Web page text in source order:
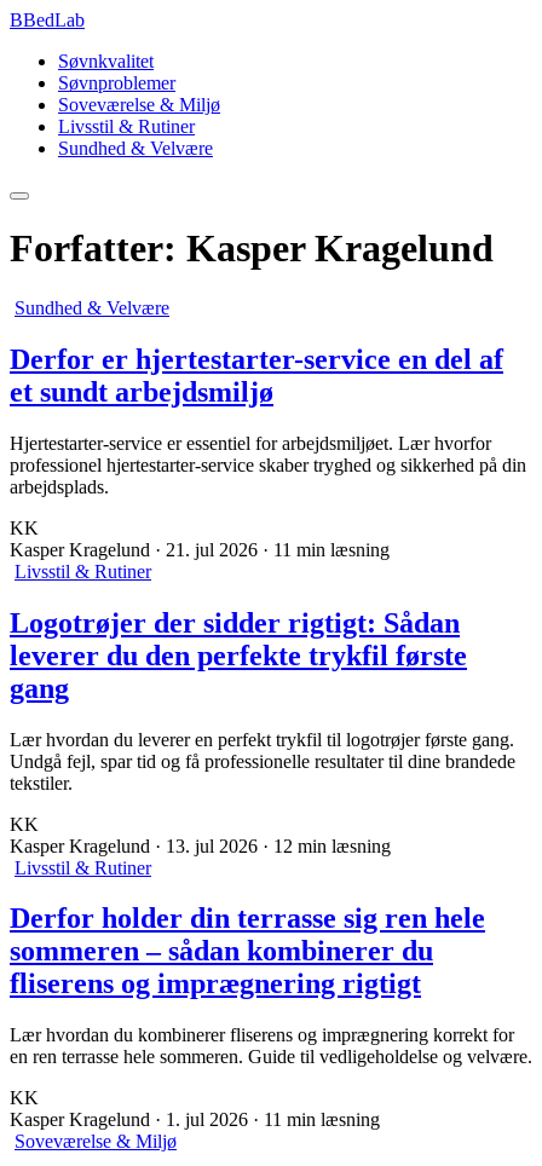
BBedLab
Søvnkvalitet
Søvnproblemer
Soveværelse & Miljø
Livsstil & Rutiner
Sundhed & Velvære
Forfatter: Kasper Kragelund
Sundhed & Velvære
Derfor er hjertestarter-service en del af
et sundt arbejdsmiljø
Hjertestarter-service er essentiel for arbejdsmiljøet. Lær hvorfor
professionel hjertestarter-service skaber tryghed og sikkerhed på din
arbejdsplads.
KK
Kasper Kragelund · 21. jul 2026 · 11 min læsning
Livsstil & Rutiner
Logotrøjer der sidder rigtigt: Sådan
leverer du den perfekte trykfil første
gang
Lær hvordan du leverer en perfekt trykfil til logotrøjer første gang.
Undgå fejl, spar tid og få professionelle resultater til dine brandede
tekstiler.
KK
Kasper Kragelund · 13. jul 2026 · 12 min læsning
Livsstil & Rutiner
Derfor holder din terrasse sig ren hele
sommeren – sådan kombinerer du
fliserens og imprægnering rigtigt
Lær hvordan du kombinerer fliserens og imprægnering korrekt for
en ren terrasse hele sommeren. Guide til vedligeholdelse og velvære.
KK
Kasper Kragelund · 1. jul 2026 · 11 min læsning
Soveværelse & Miljø